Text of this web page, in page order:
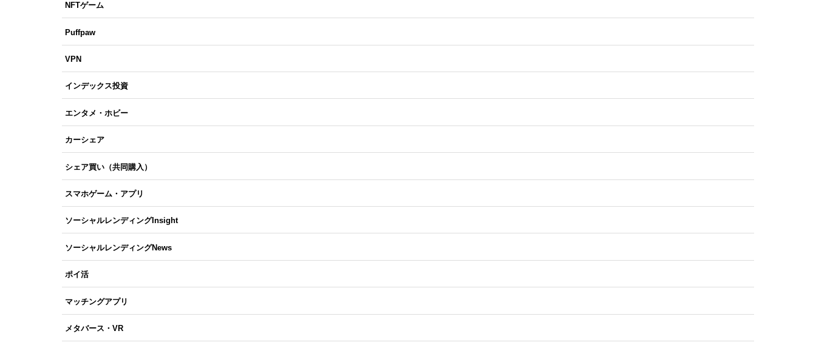
NFTゲーム
Puffpaw
VPN
インデックス投資
エンタメ・ホビー
カーシェア
シェア買い（共同購入）
スマホゲーム・アプリ
ソーシャルレンディングInsight
ソーシャルレンディングNews
ポイ活
マッチングアプリ
メタバース・VR